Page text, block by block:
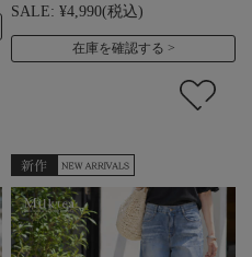
SALE: ¥4,990(税込)
在庫を確認する